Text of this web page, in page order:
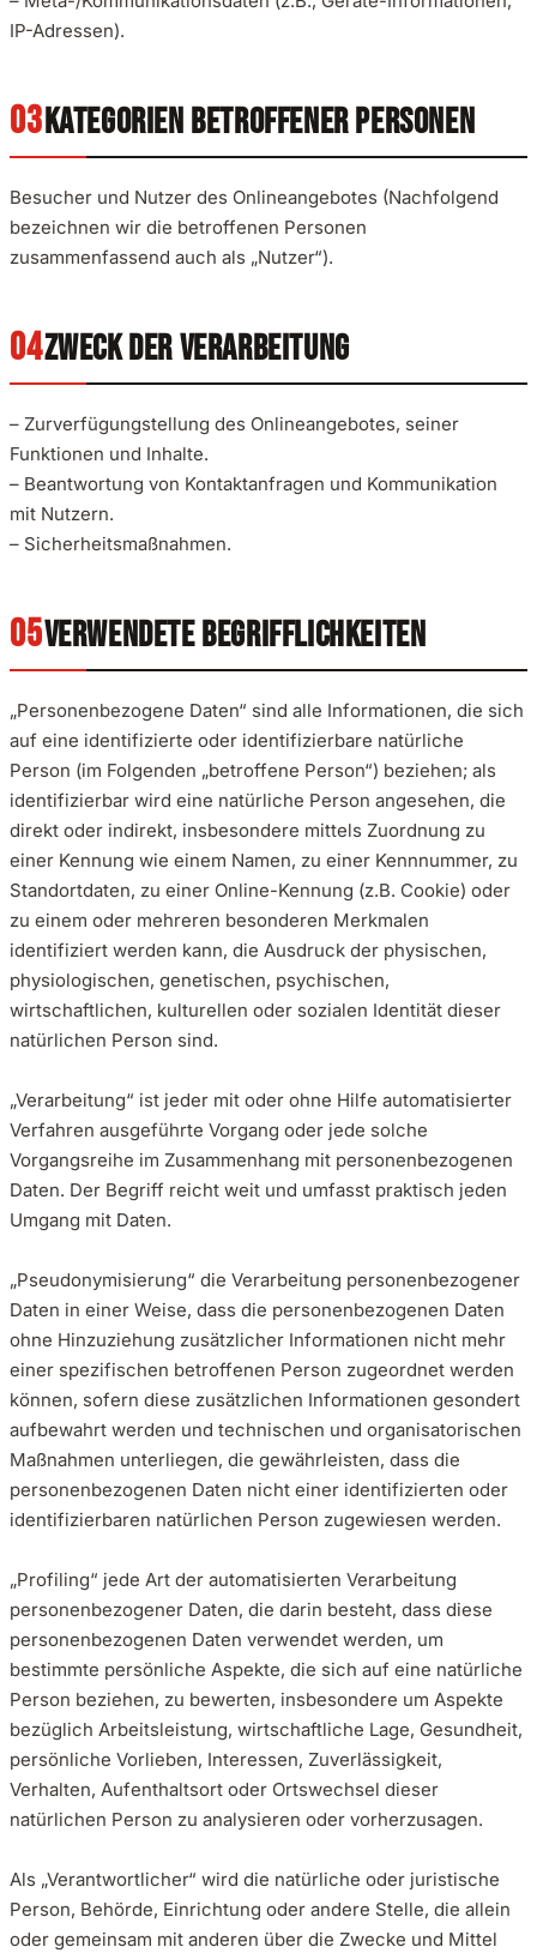
IP-Adressen).
KATEGORIEN BETROFFENER PERSONEN
Besucher und Nutzer des Onlineangebotes (Nachfolgend
bezeichnen wir die betroffenen Personen
zusammenfassend auch als „Nutzer“).
ZWECK DER VERARBEITUNG
– Zurverfügungstellung des Onlineangebotes, seiner
Funktionen und Inhalte.
– Beantwortung von Kontaktanfragen und Kommunikation
mit Nutzern.
– Sicherheitsmaßnahmen.
VERWENDETE BEGRIFFLICHKEITEN
„Personenbezogene Daten“ sind alle Informationen, die sich
auf eine identifizierte oder identifizierbare natürliche
Person (im Folgenden „betroffene Person“) beziehen; als
identifizierbar wird eine natürliche Person angesehen, die
direkt oder indirekt, insbesondere mittels Zuordnung zu
einer Kennung wie einem Namen, zu einer Kennnummer, zu
Standortdaten, zu einer Online-Kennung (z.B. Cookie) oder
zu einem oder mehreren besonderen Merkmalen
identifiziert werden kann, die Ausdruck der physischen,
physiologischen, genetischen, psychischen,
wirtschaftlichen, kulturellen oder sozialen Identität dieser
natürlichen Person sind.
„Verarbeitung“ ist jeder mit oder ohne Hilfe automatisierter
Verfahren ausgeführte Vorgang oder jede solche
Vorgangsreihe im Zusammenhang mit personenbezogenen
Daten. Der Begriff reicht weit und umfasst praktisch jeden
Umgang mit Daten.
„Pseudonymisierung“ die Verarbeitung personenbezogener
Daten in einer Weise, dass die personenbezogenen Daten
ohne Hinzuziehung zusätzlicher Informationen nicht mehr
einer spezifischen betroffenen Person zugeordnet werden
können, sofern diese zusätzlichen Informationen gesondert
aufbewahrt werden und technischen und organisatorischen
Maßnahmen unterliegen, die gewährleisten, dass die
personenbezogenen Daten nicht einer identifizierten oder
identifizierbaren natürlichen Person zugewiesen werden.
„Profiling“ jede Art der automatisierten Verarbeitung
personenbezogener Daten, die darin besteht, dass diese
personenbezogenen Daten verwendet werden, um
bestimmte persönliche Aspekte, die sich auf eine natürliche
Person beziehen, zu bewerten, insbesondere um Aspekte
bezüglich Arbeitsleistung, wirtschaftliche Lage, Gesundheit,
persönliche Vorlieben, Interessen, Zuverlässigkeit,
Verhalten, Aufenthaltsort oder Ortswechsel dieser
natürlichen Person zu analysieren oder vorherzusagen.
Als „Verantwortlicher“ wird die natürliche oder juristische
Person, Behörde, Einrichtung oder andere Stelle, die allein
oder gemeinsam mit anderen über die Zwecke und Mittel